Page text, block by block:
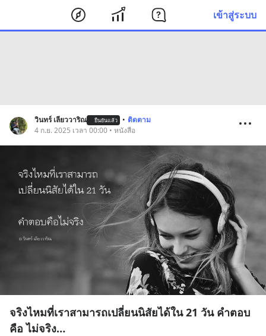
เข้าสู่ระบบ
วินทร์ เลียววาริณ ยืนยันแล้ว • ติดตาม
4 ก.ย. 2025 เวลา 00:00 • หนังสือ
จริงไหมที่เราสามารถเปลี่ยนนิสัยได้ใน 21 วัน คำตอบ
คือ ไม่จริง…